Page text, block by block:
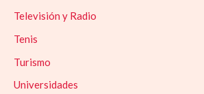
Televisión y Radio
Tenis
Turismo
Universidades